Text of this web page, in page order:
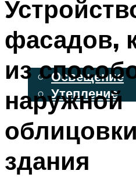
ФАСАДНЫЙ
ОСВЕЩЕНИЕ И
Освещение
Утепление
ДЕКОР
МЕНЮ
фасадов,
из
наружной
здания